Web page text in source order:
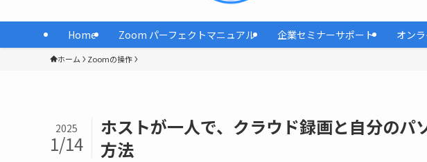
Home Zoom パーフェクトマニュアル 企業セミナーサポート オン
ホーム Zoomの操作
ホストが一人で、クラウド録画と自分のパ
方法
2025
1/14